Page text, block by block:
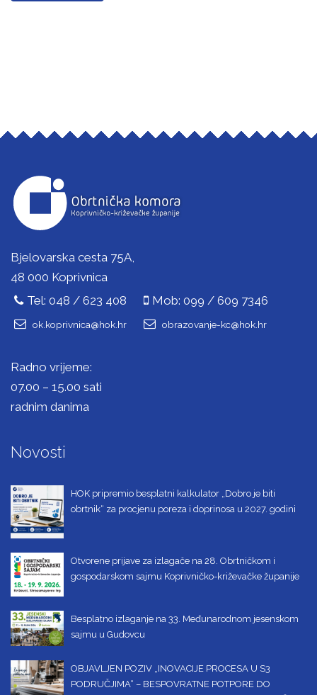
Bjelovarska cesta 75A,
48 000 Koprivnica
Tel: 048 / 623 408
Mob: 099 / 609 7346
ok.koprivnica@hok.hr obrazovanje-kc@hok.hr
Radno vrijeme:
07.00 – 15.00 sati
radnim danima
Novosti
HOK pripremio besplatni kalkulator „Dobro je biti
obrtnik“ za procjenu poreza i doprinosa u 2027. godini
Otvorene prijave za izlagače na 28. Obrtničkom i
gospodarskom sajmu Koprivničko-križevačke županije
Besplatno izlaganje na 33. Međunarodnom jesenskom
sajmu u Gudovcu
OBJAVLJEN POZIV „INOVACIJE PROCESA U S3
PODRUČJIMA“ – BESPOVRATNE POTPORE DO